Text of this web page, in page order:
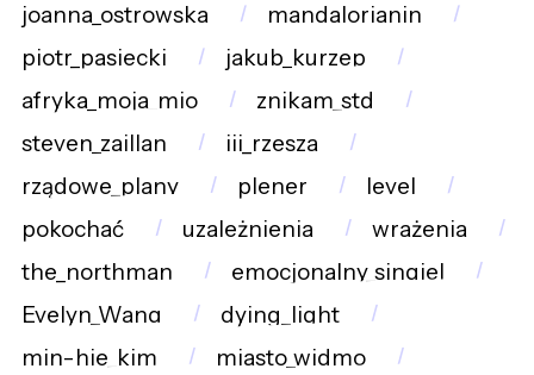
joanna_ostrowska
mandalorianin
piotr_pasiecki
jakub_kurzep
afryka_moja_mio
znikam_std
steven_zaillan
iii_rzesza
rządowe_plany
plener
level
pokochać
uzależnienia
wrażenia
the_northman
emocjonalny_singiel
Evelyn_Wang
dying_light
min-hie_kim
miasto_widmo